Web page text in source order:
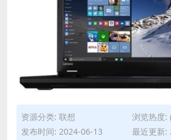
资源分类: 联想
浏览热度:
发布时间: 2024-06-13
最近更新: